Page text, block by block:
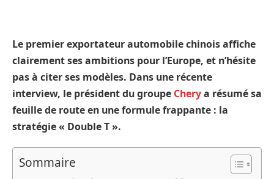
Le premier exportateur automobile chinois affiche
clairement ses ambitions pour l’Europe, et n’hésite
pas à citer ses modèles. Dans une récente
interview, le président du groupe Cherya résumé sa
feuille de route en une formule frappante : la
stratégie « Double T ».
Sommaire